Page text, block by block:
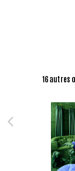
16 autres